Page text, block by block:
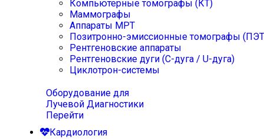
Компьютерные томографы (КТ)
Маммографы
Аппараты МРТ
Позитронно-эмиссионные томографы
Рентгеновские аппараты
Рентгеновские дуги (С-дуга / U-дуга)
Циклотрон-системы
Оборудование для
Лучевой Диагностики
Перейти
Кардиология